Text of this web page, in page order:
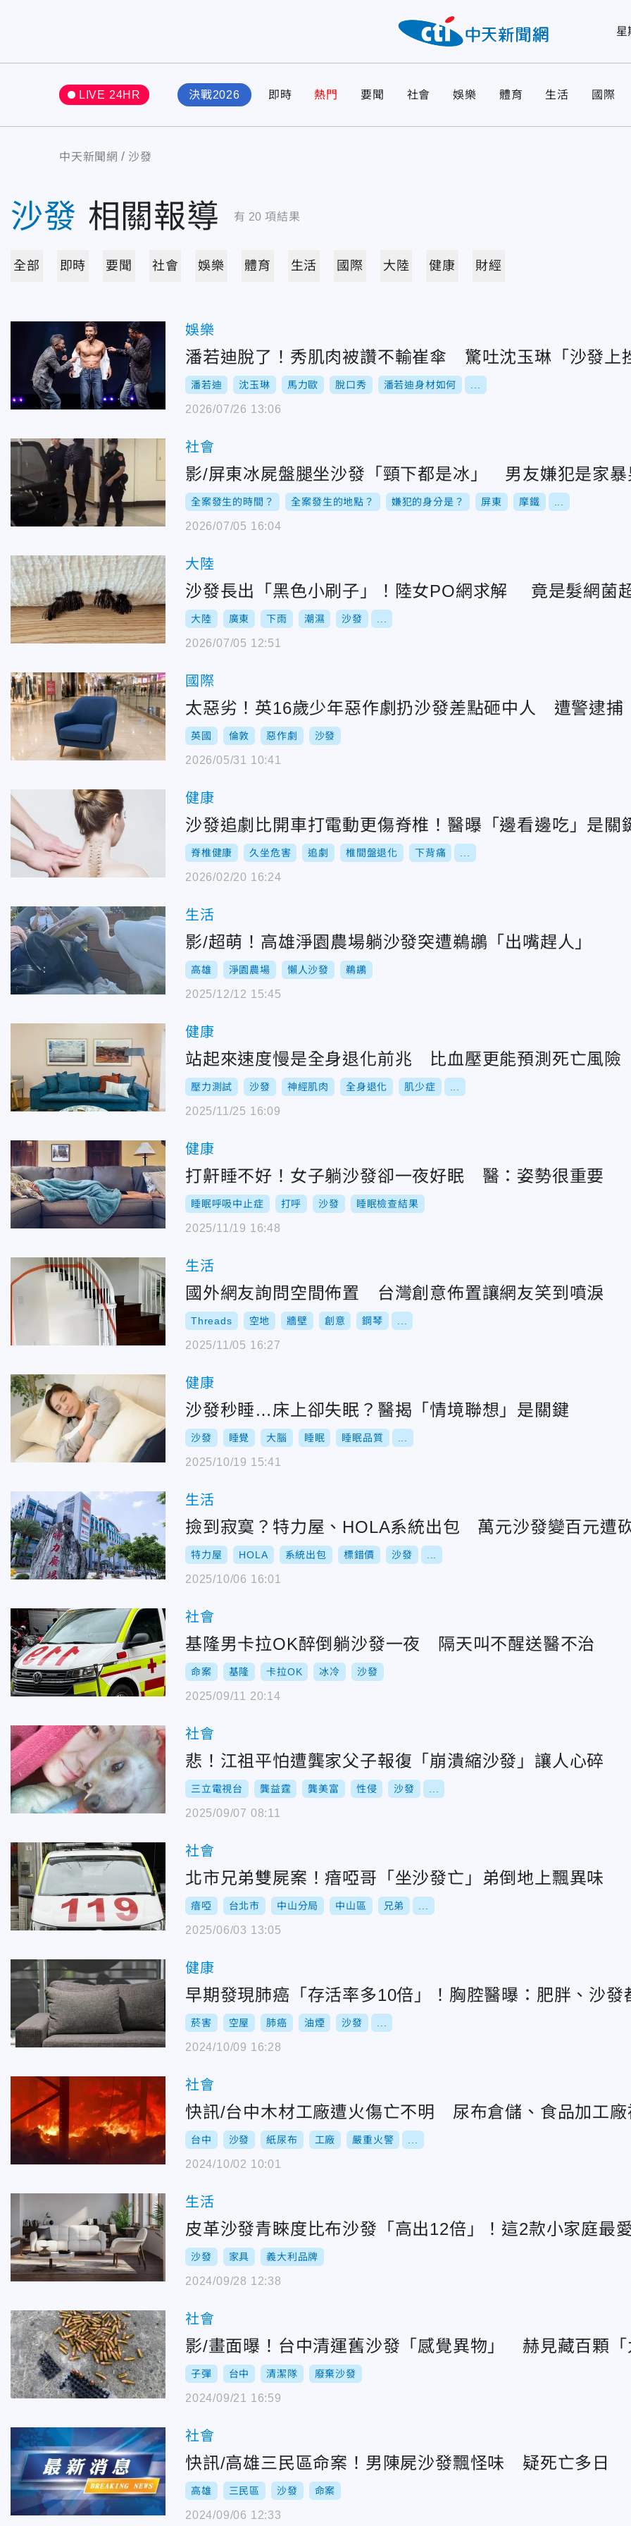
星
LIVE 24HR 決戰2026 即時 熱門 要聞 社會 娛樂 體育 生活 國際
中天新聞網 沙發
沙發 相關報導 有 20 項結果
全部 即時 要聞 社會 娛樂 體育 生活 國際 大陸 健康 財經
娛樂
潘若迪脫了！秀肌肉被讚不輸崔傘 驚吐沈玉琳「沙發上
潘若迪 沈玉琳 馬力歐 脫口秀 潘若迪身材如何
2026/07/26 13:06
社會
影/屏東冰屍盤腿坐沙發「頸下都是冰」 男友嫌犯是家暴
全案發生的時間？ 全案發生的地點？ 嫌犯的身分是？ 屏東 摩鐵
2026/07/05 16:04
大陸
沙發長出「黑色小刷子」！陸女PO網求解 竟是髮網菌
大陸 廣東 下雨 潮濕 沙發
2026/07/05 12:51
國際
太惡劣！英16歲少年惡作劇扔沙發差點砸中人 遭警逮捕
英國 倫敦 惡作劇 沙發
2026/05/31 10:41
健康
沙發追劇比開車打電動更傷脊椎！醫曝「邊看邊吃」是關
脊椎健康 久坐危害 追劇 椎間盤退化 下背痛
2026/02/20 16:24
生活
影/超萌！高雄淨園農場躺沙發突遭鵜鶘「出嘴趕人」
高雄 淨園農場 懶人沙發 鵜鶘
2025/12/12 15:45
健康
站起來速度慢是全身退化前兆 比血壓更能預測死亡風險
壓力測試 沙發 神經肌肉 全身退化 肌少症
2025/11/25 16:09
健康
打鼾睡不好！女子躺沙發卻一夜好眠 醫：姿勢很重要
睡眠呼吸中止症 打呼 沙發 睡眠檢查結果
2025/11/19 16:48
生活
國外網友詢問空間佈置 台灣創意佈置讓網友笑到噴淚
Threads 空地 牆壁 創意 鋼琴
2025/11/05 16:27
健康
沙發秒睡…床上卻失眠？醫揭「情境聯想」是關鍵
沙發 睡覺 大腦 睡眠 睡眠品質
2025/10/19 15:41
生活
撿到寂寞？特力屋、HOLA系統出包 萬元沙發變百元遭
特力屋 HOLA 系統出包 標錯價 沙發
2025/10/06 16:01
社會
基隆男卡拉OK醉倒躺沙發一夜 隔天叫不醒送醫不治
命案 基隆 卡拉OK 冰冷 沙發
2025/09/11 20:14
社會
悲！江祖平怕遭龔家父子報復「崩潰縮沙發」讓人心碎
三立電視台 龔益霆 龔美富 性侵 沙發
2025/09/07 08:11
社會
北市兄弟雙屍案！瘖啞哥「坐沙發亡」弟倒地上飄異味
瘖啞 台北市 中山分局 中山區 兄弟
2025/06/03 13:05
健康
早期發現肺癌「存活率多10倍」！胸腔醫曝：肥胖、沙發
菸害 空屋 肺癌 油煙 沙發
2024/10/09 16:28
社會
快訊/台中木材工廠遭火傷亡不明 尿布倉儲、食品加工廠
台中 沙發 紙尿布 工廠 嚴重火警
2024/10/02 10:01
生活
皮革沙發青睞度比布沙發「高出12倍」！這2款小家庭最
沙發 家具 義大利品牌
2024/09/28 12:38
社會
影/畫面曝！台中清運舊沙發「感覺異物」 赫見藏百顆「
子彈 台中 清潔隊 廢棄沙發
2024/09/21 16:59
社會
快訊/高雄三民區命案！男陳屍沙發飄怪味 疑死亡多日
高雄 三民區 沙發 命案
2024/09/06 12:33